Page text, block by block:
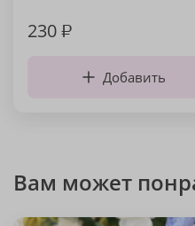
230₽
Добавить
Вам может